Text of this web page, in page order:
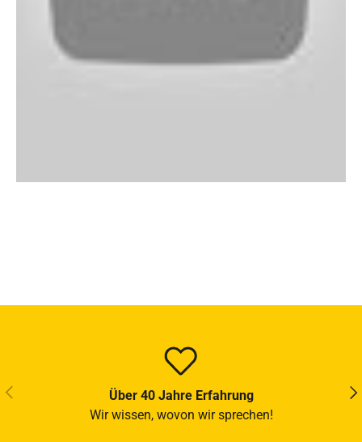
VORHERIGE
Über 40 Jahre Erfahrung
Wir wissen, wovon wir sprechen!